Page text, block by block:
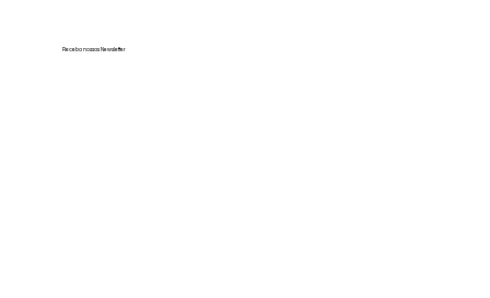
Receba nossas Newsletter